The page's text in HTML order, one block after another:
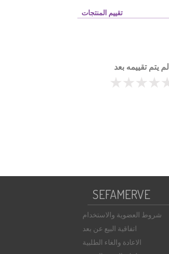
تقييم المنتجات
لم يتم تقييمه بعد
SEFAMERVE
شروط العضوية والاستخدام
اتفاقية البيع عن بعد
الاعادة والغاء الطلبية